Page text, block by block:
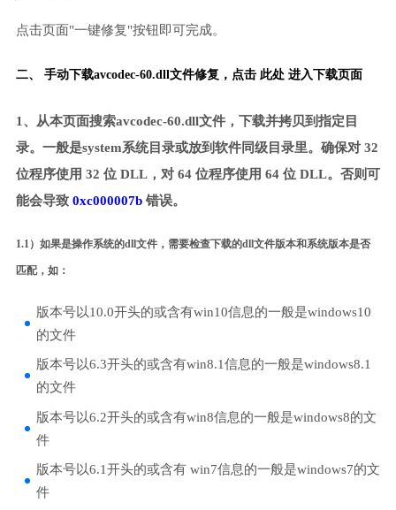
点击页面"一键修复"按钮即可完成。
二、 手动下载avcodec-60.dll文件修复， 点击 此处 进入下载页面
1、从本页面搜索avcodec-60.dll文件，下载并拷贝到指定目
录。一般是system系统目录或放到软件同级目录里。确保对 32
位程序使用 32 位 DLL，对 64 位程序使用 64 位 DLL。否则可
能会导致 0xc000007b错误。
1.1）如果是操作系统的dll文件，需要检查下载的dll文件版本和系统版本是否
匹配，如：
版本号以10.0开头的或含有win10信息的一般是windows10
的文件
版本号以6.3开头的或含有win8.1信息的一般是windows8.1
的文件
版本号以6.2开头的或含有win8信息的一般是windows8的文
件
版本号以6.1开头的或含有 win7信息的一般是windows7的文
件